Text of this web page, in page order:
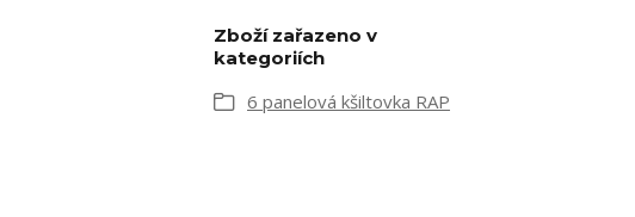
Zboží zařazeno v
kategoriích
6 panelová kšiltovka RAP